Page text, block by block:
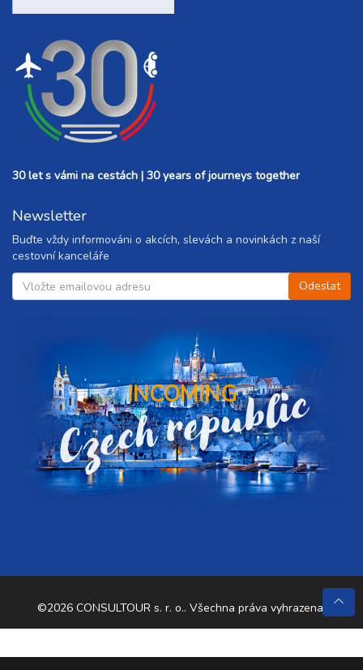
30 let s vámi na cestách | 30 years of journeys together
Newsletter
Buďte vždy informováni o akcích, slevách a novinkách z naší
cestovní kanceláře
INCOMING
Czech republic
©2026 CONSULTOUR s. r. o.. Všechna práva vyhrazena.